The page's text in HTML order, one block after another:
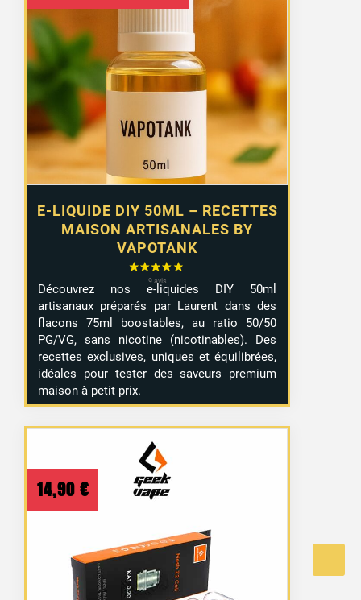
E-LIQUIDE DIY 50ML – RECETTES
MAISON ARTISANALES BY
VAPOTANK
prix
initial
était :
12,90 €.
prix
actuel
est :
8,99 €.
Découvrez nos e-liquides DIY 50ml
artisanaux préparés par Laurent dans des
flacons 75ml boostables, au ratio 50/50
PG/VG, sans nicotine (nicotinables). Des
recettes exclusives, uniques et équilibrées,
idéales pour tester des saveurs premium
maison à petit prix.
14,90 €